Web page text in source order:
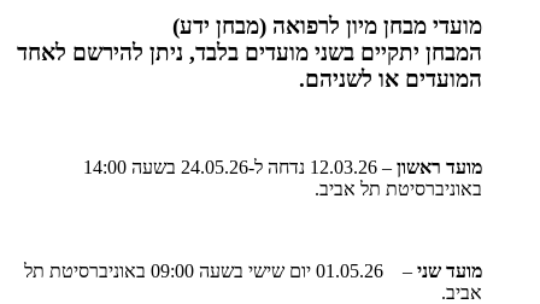
מועדי מבחן מיון לרפואה (מבחן ידע)
המבחן יתקיים בשני מועדים בלבד, ניתן להירשם לאחד
המועדים או לשניהם.
מועד ראשון
– 12.03.26 נדחה ל-24.05.26 בשעה 14:00
באוניברסיטת תל אביב.
מועד שני
– 01.05.26 יום שישי בשעה 09:00 באוניברסיטת תל
אביב.